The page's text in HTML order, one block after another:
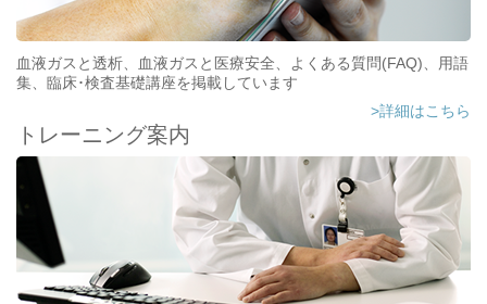
血液ガスと透析、血液ガスと医療安全、よくある質問(FAQ)、用語
集、臨床･検査基礎講座を掲載しています
>詳細はこちら
トレーニング案内